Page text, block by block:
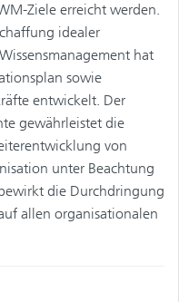
Ziele erreicht werden.
idealer
hat
sowie
entwickelt. Der
gewährleistet die
von
unter Beachtung
die Durchdringung
allen organisationalen